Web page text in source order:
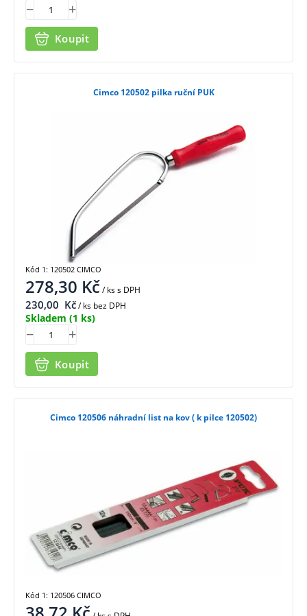
Koupit
Cimco 120502 pilka ruční PUK
278,30 Kč/ kss DPH
230,00 Kč/ ks bez DPH
Skladem (1 ks)
Koupit
Kód 1: 120502 CIMCO
Cimco 120506 náhradní list na kov ( k pilce 120502)
Kód 1: 120506 CIMCO